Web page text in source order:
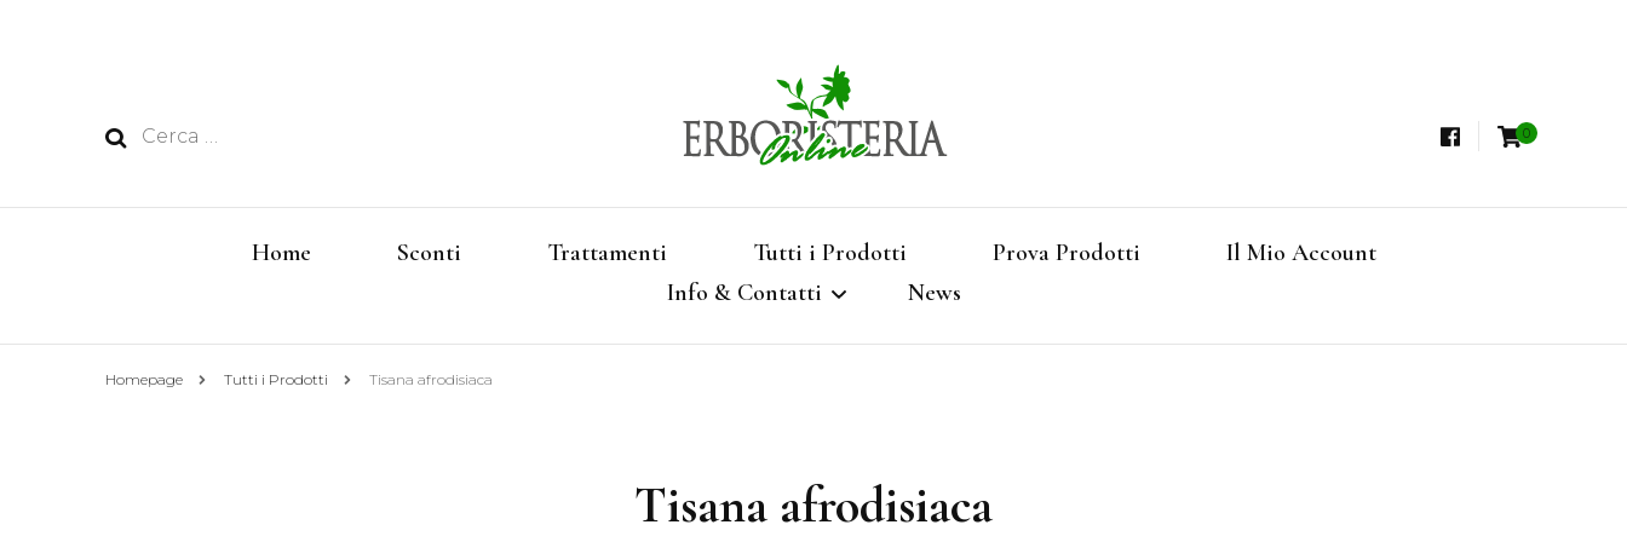
Ricerca
Erboristeria
Shop Online
Vendita di Botaniche, Erbe e Spezie Officinali, Tisane Terapeutiche Esclusive, Tè Pregiati
0
Home Sconti Trattamenti Tutti i Prodotti Prova Prodotti
Il Mio Account
Info & Contatti
Privacy e Cookies
News
Homepage Tutti i Prodotti Tisana afrodisiaca
Tisana afrodisiaca